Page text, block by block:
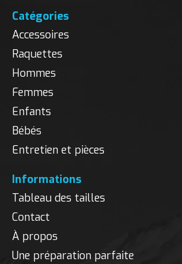
Catégories
Accessoires
Raquettes
Hommes
Femmes
Enfants
Bébés
Entretien et pièces
Informations
Tableau des tailles
Contact
À propos
Une préparation parfaite